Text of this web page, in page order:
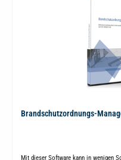
Brandschutzordnungs-
Mit dieser Software kann in wenigen